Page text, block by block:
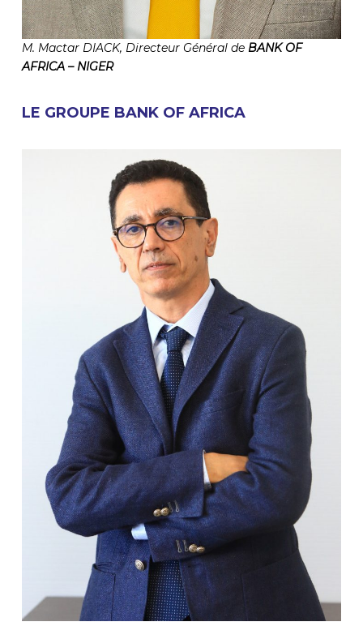
M. Mactar DIACK, Directeur Général de BANK OF
AFRICA – NIGER
LE GROUPE BANK OF AFRICA